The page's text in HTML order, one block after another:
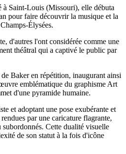
à Saint-Louis (Missouri), elle débuta
pour faire découvrir la musique et la
Élysées.
d'autres l'ont considérée comme une
théâtral qui a captivé le public par
Baker en répétition, inaugurant ainsi
emblématique du graphisme Art
d'une pyramide humaine.
et adoptant une pose exubérante et
par une caricature flagrante,
subordonnés. Cette dualité visuelle
de son statut à la fois d'icône